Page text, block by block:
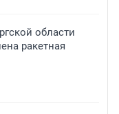
области
ракетная